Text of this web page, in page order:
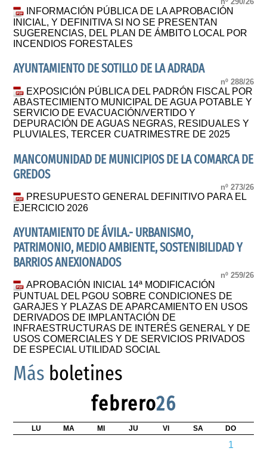
INFORMACIÓN PÚBLICA DE LA APROBACIÓN
INICIAL, Y DEFINITIVA SI NO SE PRESENTAN
SUGERENCIAS, DEL PLAN DE ÁMBITO LOCAL POR
INCENDIOS FORESTALES
AYUNTAMIENTO DE SOTILLO DE LA ADRADA
nº 288/26
EXPOSICIÓN PÚBLICA DEL PADRÓN FISCAL POR
ABASTECIMIENTO MUNICIPAL DE AGUA POTABLE Y
SERVICIO DE EVACUACIÓN/VERTIDO Y
DEPURACIÓN DE AGUAS NEGRAS, RESIDUALES Y
PLUVIALES, TERCER CUATRIMESTRE DE 2025
MANCOMUNIDAD DE MUNICIPIOS DE LA COMARCA DE
GREDOS
nº 273/26
PRESUPUESTO GENERAL DEFINITIVO PARA EL
EJERCICIO 2026
AYUNTAMIENTO DE ÁVILA.- URBANISMO,
PATRIMONIO, MEDIO AMBIENTE, SOSTENIBILIDAD Y
BARRIOS ANEXIONADOS
nº 259/26
APROBACIÓN INICIAL 14ª MODIFICACIÓN
PUNTUAL DEL PGOU SOBRE CONDICIONES DE
GARAJES Y PLAZAS DE APARCAMIENTO EN USOS
DERIVADOS DE IMPLANTACIÓN DE
INFRAESTRUCTURAS DE INTERÉS GENERAL Y DE
USOS COMERCIALES Y DE SERVICIOS PRIVADOS
DE ESPECIAL UTILIDAD SOCIAL
Más boletines
febrero26
LU MA MI JU VI SA DO
1